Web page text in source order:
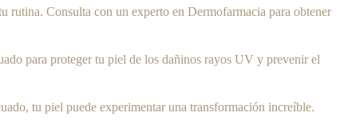
rutina. Consulta con un experto en Dermofarmacia para obtener
para proteger tu piel de los dañinos rayos UV y prevenir el
tu piel puede experimentar una transformación increíble.